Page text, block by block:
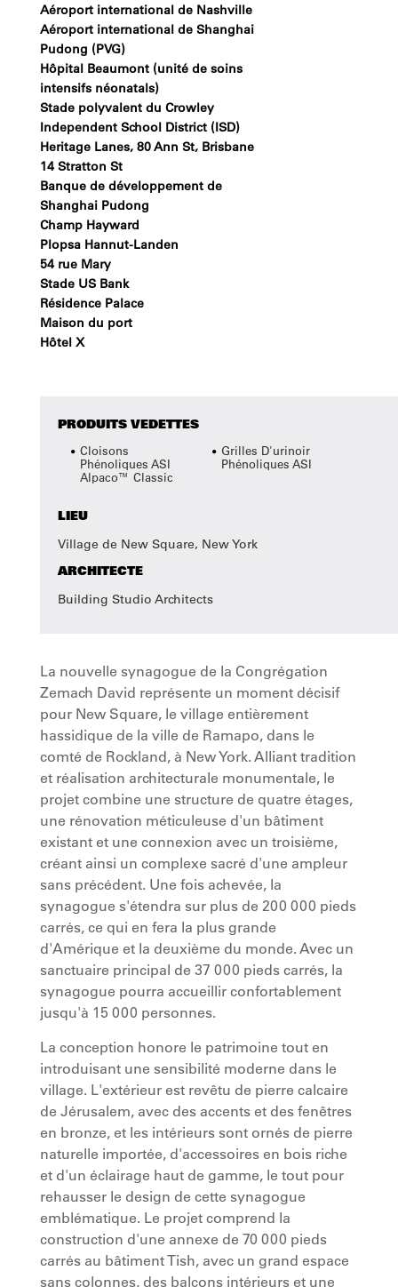
Aéroport international de Nashville
Aéroport international de Shanghai
Pudong (PVG)
Hôpital Beaumont (unité de soins
intensifs néonatals)
Stade polyvalent du Crowley
Independent School District (ISD)
Heritage Lanes, 80 Ann St, Brisbane
14 Stratton St
Banque de développement de
Shanghai Pudong
Champ Hayward
Plopsa Hannut-Landen
54 rue Mary
Stade US Bank
Résidence Palace
Maison du port
Hôtel X
PRODUITS VEDETTES
Cloisons
Phénoliques ASI
Alpaco™ Classic
Grilles D'urinoir
Phénoliques ASI
LIEU
Village de New Square, New York
ARCHITECTE
Building Studio Architects
La nouvelle synagogue de la Congrégation
Zemach David représente un moment décisif
pour New Square, le village entièrement
hassidique de la ville de Ramapo, dans le
comté de Rockland, à New York. Alliant tradition
et réalisation architecturale monumentale, le
projet combine une structure de quatre étages,
une rénovation méticuleuse d'un bâtiment
existant et une connexion avec un troisième,
créant ainsi un complexe sacré d'une ampleur
sans précédent. Une fois achevée, la
synagogue s'étendra sur plus de 200 000 pieds
carrés, ce qui en fera la plus grande
d'Amérique et la deuxième du monde. Avec un
sanctuaire principal de 37 000 pieds carrés, la
synagogue pourra accueillir confortablement
jusqu'à 15 000 personnes.
La conception honore le patrimoine tout en
introduisant une sensibilité moderne dans le
village. L'extérieur est revêtu de pierre calcaire
de Jérusalem, avec des accents et des fenêtres
en bronze, et les intérieurs sont ornés de pierre
naturelle importée, d'accessoires en bois riche
et d'un éclairage haut de gamme, le tout pour
rehausser le design de cette synagogue
emblématique. Le projet comprend la
construction d'une annexe de 70 000 pieds
carrés au bâtiment Tish, avec un grand espace
sans colonnes, des balcons intérieurs et une